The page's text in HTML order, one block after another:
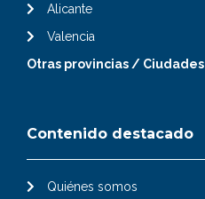
Alicante
Valencia
Otras provincias / Ciudades
Contenido destacado
Quiénes somos